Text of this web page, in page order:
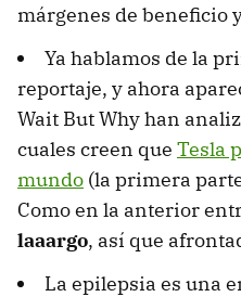
márgenes de beneficio
Ya hablamos de la
reportaje, y ahora
Wait But Why han
cuales creen que Tesla
mundo (la primera
Como en la anterior
laaargo, así que
La epilepsia es una